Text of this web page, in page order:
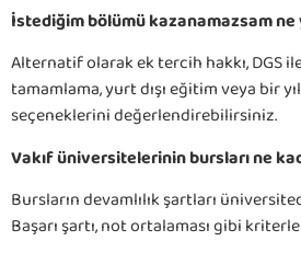
İstediğim bölümü kazanamazsam ne
Alternatif olarak ek tercih hakkı, DGS
tamamlama, yurt dışı eğitim veya bir
seçeneklerini değerlendirebilirsiniz.
Vakıf üniversitelerinin bursları ne
Bursların devamlılık şartları
Başarı şartı, not ortalaması gibi